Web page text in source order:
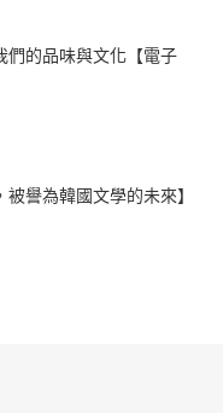
們的品味與文化【電子
譽為韓國文學的未來】